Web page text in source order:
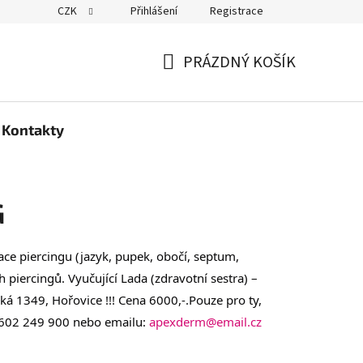
CZK Přihlášení Registrace
PRÁZDNÝ KOŠÍK
Kontakty
piercingu (jazyk, pupek, obočí, septum,
piercingů. Vyučující Lada (zdravotní sestra) –
1349, Hořovice !!! Cena 6000,-.Pouze pro ty,
249 900 nebo emailu: apexderm@email.cz